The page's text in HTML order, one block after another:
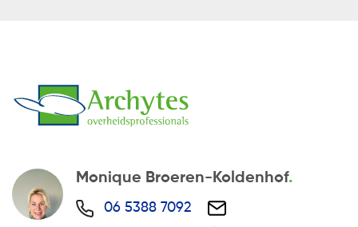
Monique Broeren-Koldenhof
06 5388 7092